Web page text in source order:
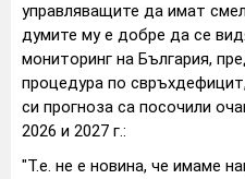
управляващите да имат
думите му е добре да се
мониторинг на България,
процедура по
си прогноза са посочили
2026 и 2027 г.:
"Т.е. не е новина, че имаме